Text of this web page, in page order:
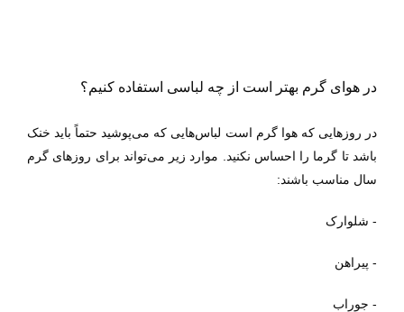
در هوای گرم بهتر است از چه لباسی استفاده کنیم؟
در روزهایی که هوا گرم است لباس‌هایی که می‌پوشید حتماً باید خنک
باشد تا گرما را احساس نکنید. موارد زیر می‌تواند برای روزهای گرم
سال مناسب باشند:
- شلوارک
- پیراهن
- جوراب